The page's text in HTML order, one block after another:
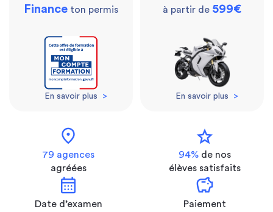
Finance ton permis
En savoir plus >
à partir de 599€
En savoir plus >
location_on
79 agences
agréées
star
94% de nos
élèves satisfaits
calendar_month
Date d’examen
savings
Paiement